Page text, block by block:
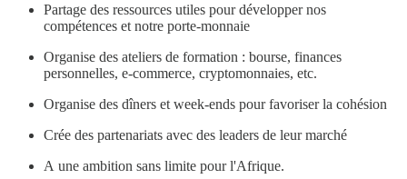
Partage des ressources utiles pour développer nos
compétences et notre porte-monnaie
Organise des ateliers de formation : bourse, finances
personnelles, e-commerce, cryptomonnaies, etc.
Organise des dîners et week-ends pour favoriser la cohésion
Crée des partenariats avec des leaders de leur marché
A une ambition sans limite pour l'Afrique.